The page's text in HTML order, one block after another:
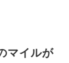
マイルが